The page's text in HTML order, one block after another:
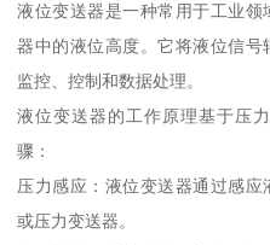
液位变送器是一种常用于工业
器中的液位高度。它将液位信
监控、控制和数据处理。
液位变送器的工作原理基于压
骤：
压力感应：液位变送器通过感
或压力变送器。